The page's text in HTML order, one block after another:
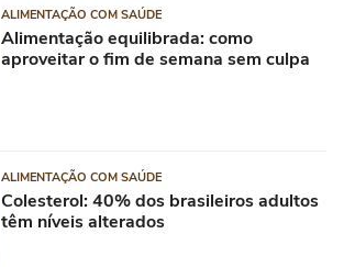
ALIMENTAÇÃO COM SAÚDE
Alimentação equilibrada: como
aproveitar o fim de semana sem culpa
ALIMENTAÇÃO COM SAÚDE
Colesterol: 40% dos brasileiros adultos
têm níveis alterados